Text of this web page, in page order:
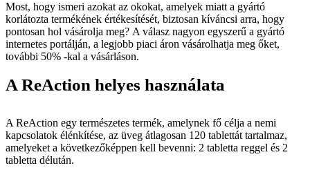
Most, hogy ismeri azokat az okokat, amelyek miatt a gyártó
korlátozta termékének értékesítését, biztosan kíváncsi arra, hogy
pontosan hol vásárolja meg? A válasz nagyon egyszerű a gyártó
internetes portálján, a legjobb piaci áron vásárolhatja meg őket,
további 50% -kal a vásárláson.
A ReAction helyes használata
A ReAction egy természetes termék, amelynek fő célja a nemi
kapcsolatok élénkítése, az üveg átlagosan 120 tablettát tartalmaz,
amelyeket a következőképpen kell bevenni: 2 tabletta reggel és 2
tabletta délután.